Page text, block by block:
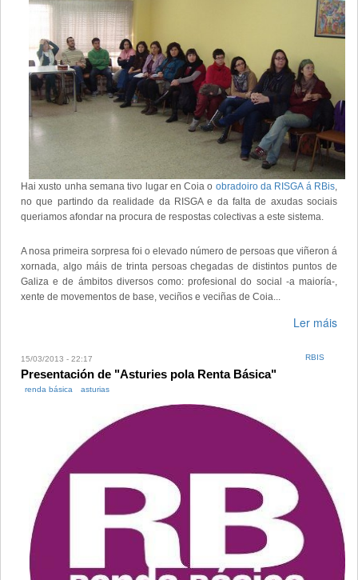
Hai xusto unha semana tivo lugar en Coia o obradoiro da RISGA á RBis,
no que partindo da realidade da RISGA e da falta de axudas sociais
queriamos afondar na procura de respostas colectivas a este sistema.
A nosa primeira sorpresa foi o elevado número de persoas que viñeron á
xornada, algo máis de trinta persoas chegadas de distintos puntos de
Galiza e de ámbitos diversos como: profesional do social -a maioría-,
xente de movementos de base, veciños e veciñas de Coia...
Ler máis
15/03/2013 - 22:17 RBIS
Presentación de "Asturies pola Renta Básica"
renda básica asturias